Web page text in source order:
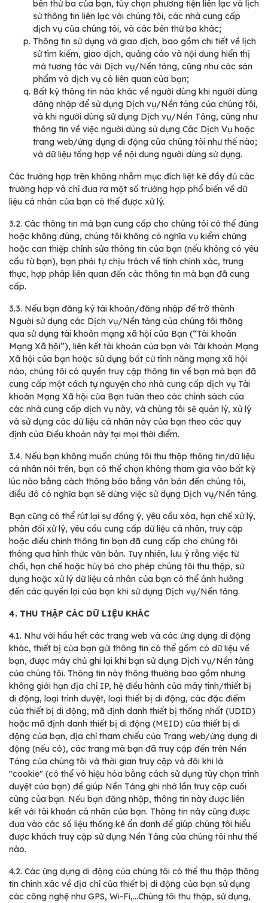
bên thứ ba của bạn, tùy chọn phương tiện liên lạc và lịch
sử thông tin liên lạc với chúng tôi, các nhà cung cấp
dịch vụ của chúng tôi, và các bên thứ ba khác;
Thông tin sử dụng và giao dịch, bao gồm chi tiết về lịch
sử tìm kiếm, giao dịch, quảng cáo và nội dung hiển thị
mà tương tác với Dịch vụ/Nền tảng, cũng như các sản
phẩm và dịch vụ có liên quan của bạn;
Bất kỳ thông tin nào khác về người dùng khi người dùng
đăng nhập để sử dụng Dịch vụ/Nền tảng của chúng tôi,
và khi người dùng sử dụng Dịch vụ/Nền Tảng, cũng như
thông tin về việc người dùng sử dụng Các Dịch Vụ hoặc
trang web/ứng dụng di động của chúng tôi như thế nào;
và dữ liệu tổng hợp về nội dung người dùng sử dụng.
Các trường hợp trên không nhằm mục đích liệt kê đầy đủ các
trường hợp và chỉ đưa ra một số trường hợp phổ biến về dữ
liệu cá nhân của bạn có thể được xử lý.
3.2. Các thông tin mà bạn cung cấp cho chúng tôi có thể đúng
hoặc không đúng, chúng tôi không có nghĩa vụ kiểm chứng
hoặc can thiệp chỉnh sửa thông tin của bạn (nếu không có yêu
cầu từ bạn), bạn phải tự chịu trách về tính chính xác, trung
thực, hợp pháp liên quan đến các thông tin mà bạn đã cung
cấp.
3.3. Nếu bạn đăng ký tài khoản/đăng nhập để trở thành
Người sử dụng các Dịch vụ/Nền tảng của chúng tôi thông
qua sử dụng tài khoản mạng xã hội của Bạn (“Tài khoản
Mạng Xã hội”), liên kết tài khoản của bạn với Tài khoản Mạng
Xã hội của bạn hoặc sử dụng bất cứ tính năng mạng xã hội
nào, chúng tôi có quyền truy cập thông tin về bạn mà bạn đã
cung cấp một cách tự nguyện cho nhà cung cấp dịch vụ Tài
khoản Mạng Xã hội của Bạn tuân theo các chính sách của
các nhà cung cấp dịch vụ này, và chúng tôi sẽ quản lý, xử lý
và sử dụng các dữ liệu cá nhân này của bạn theo các quy
định của Điều khoản này tại mọi thời điểm.
3.4. Nếu bạn không muốn chúng tôi thu thập thông tin/dữ liệu
cá nhân nói trên, bạn có thể chọn không tham gia vào bất kỳ
lúc nào bằng cách thông báo bằng văn bản đến chúng tôi,
điều đó có nghĩa bạn sẽ dừng việc sử dụng Dịch vụ/Nền tảng.
Bạn cũng có thể rút lại sự đồng ý, yêu cầu xóa, hạn chế xử lý,
phản đối xử lý, yêu cầu cung cấp dữ liệu cá nhân, truy cập
hoặc điều chỉnh thông tin bạn đã cung cấp cho chúng tôi
thông qua hình thức văn bản. Tuy nhiên, lưu ý rằng việc từ
chối, hạn chế hoặc hủy bỏ cho phép chúng tôi thu thập, sử
dụng hoặc xử lý dữ liệu cá nhân của bạn có thể ảnh hưởng
đến các quyền lợi của bạn khi sử dụng Dịch vụ/Nền tảng.
4. THU THẬP CÁC DỮ LIỆU KHÁC
4.1. Như với hầu hết các trang web và các ứng dụng di động
khác, thiết bị của bạn gửi thông tin có thể gồm có dữ liệu về
bạn, được máy chủ ghi lại khi bạn sử dụng Dịch vụ/Nền tảng
của chúng tôi. Thông tin này thông thường bao gồm nhưng
không giới hạn địa chỉ IP, hệ điều hành của máy tính/thiết bị
di động, loại trình duyệt, loại thiết bị di động, các đặc điểm
của thiết bị di động, mã định danh thiết bị thống nhất (UDID)
hoặc mã định danh thiết bị di động (MEID) của thiết bị di
động của bạn, địa chỉ tham chiếu của Trang web/ứng dụng di
động (nếu có), các trang mà bạn đã truy cập đến trên Nền
Tảng của chúng tôi và thời gian truy cập và đôi khi là
"cookie" (có thể vô hiệu hóa bằng cách sử dụng tùy chọn trình
duyệt của bạn) để giúp Nền Tảng ghi nhớ lần truy cập cuối
cùng của bạn. Nếu bạn đăng nhập, thông tin này được liên
kết với tài khoản cá nhân của bạn. Thông tin này cũng được
đưa vào các số liệu thống kê ẩn danh để giúp chúng tôi hiểu
được khách truy cập sử dụng Nền Tảng của chúng tôi như thế
nào.
4.2. Các ứng dụng di động của chúng tôi có thể thu thập thông
tin chính xác về địa chỉ của thiết bị di động của bạn sử dụng
các công nghệ như GPS, Wi-Fi,…Chúng tôi thu thập, sử dụng,